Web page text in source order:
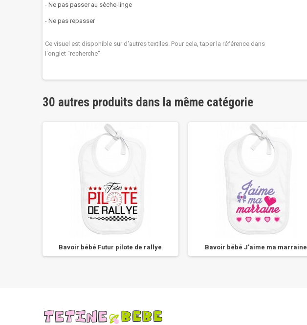
- Ne pas passer au sèche-linge
- Ne pas repasser
Ce visuel est disponible sur d'autres textiles. Pour cela, taper la référence dans
l'onglet "recherche"
30 autres produits dans la même catégorie
Bavoir bébé Futur pilote de rallye Bavoir bébé J'aime ma marraine